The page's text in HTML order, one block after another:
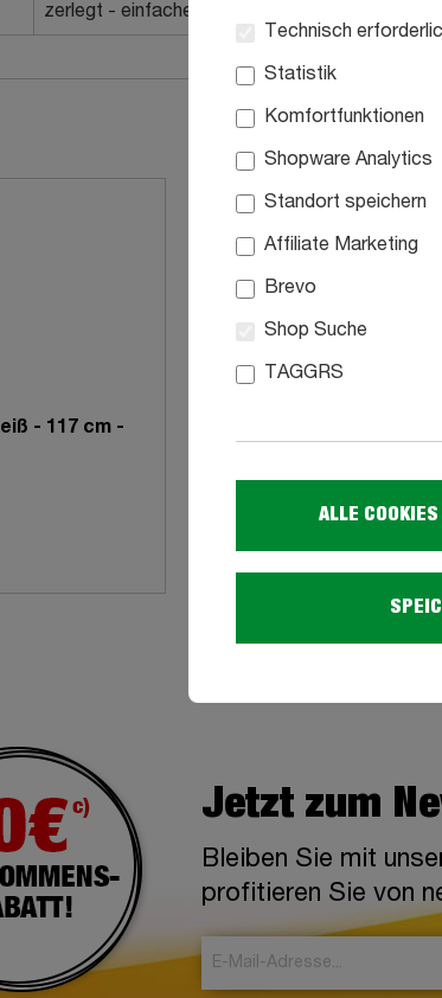
zerlegt - einfache Montage, Aufbauanleitung
- 117 cm -
-
Jetzt zum
Bleiben Sie mit
profitieren Sie von
Technisch
Statistik
Komfortfunktionen
Shopware Analytics
Standort speichern
Affiliate Marketing
Brevo
Shop Suche
TAGGRS
ALLE